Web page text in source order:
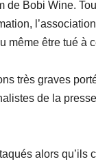
Bobi Wine.
même être tué à
très graves
de la
alors qu’ils